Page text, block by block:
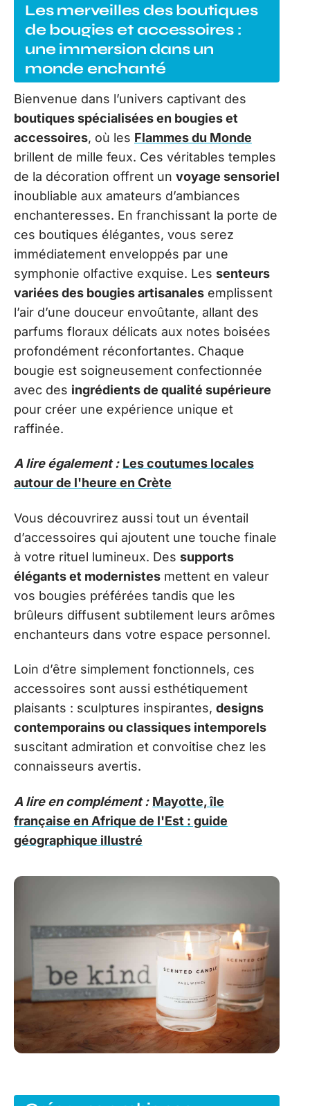
Les merveilles des boutiques
de bougies et accessoires :
une immersion dans un
monde enchanté
Bienvenue dans l’univers captivant des
boutiques spécialisées en bougies et
accessoires, où les Flammes du Monde
brillent de mille feux. Ces véritables temples
de la décoration offrent un voyage sensoriel
inoubliable aux amateurs d’ambiances
enchanteresses. En franchissant la porte de
ces boutiques élégantes, vous serez
immédiatement enveloppés par une
symphonie olfactive exquise. Les senteurs
variées des bougies artisanales emplissent
l’air d’une douceur envoûtante, allant des
parfums floraux délicats aux notes boisées
profondément réconfortantes. Chaque
bougie est soigneusement confectionnée
avec des ingrédients de qualité supérieure
pour créer une expérience unique et
raffinée.
A lire également : Les coutumes locales
autour de l'heure en Crète
Vous découvrirez aussi tout un éventail
d’accessoires qui ajoutent une touche finale
à votre rituel lumineux. Des supports
élégants et modernistes mettent en valeur
vos bougies préférées tandis que les
brûleurs diffusent subtilement leurs arômes
enchanteurs dans votre espace personnel.
Loin d’être simplement fonctionnels, ces
accessoires sont aussi esthétiquement
plaisants : sculptures inspirantes, designs
contemporains ou classiques intemporels
suscitant admiration et convoitise chez les
connaisseurs avertis.
A lire en complément : Mayotte, île
française en Afrique de l'Est : guide
géographique illustré